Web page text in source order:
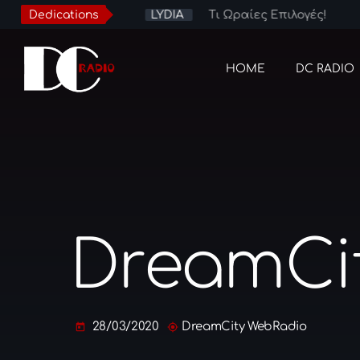
Dedications
Βράδυ LYDIA Τι Ωραίες Επιλογές!
HOME DC RADIO
today 28/03/2020 my_location DreamCity WebRadio